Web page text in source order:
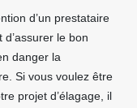
d’un prestataire
le bon
danger la
Si vous voulez être
projet d’élagage, il